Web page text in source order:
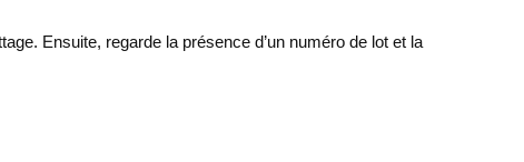
Ensuite, regarde la présence d’un numéro de lot et la